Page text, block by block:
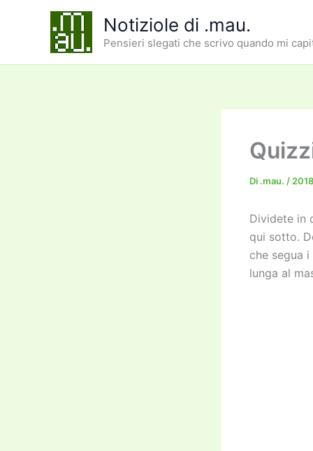
Notiziole di .mau.
Pensieri slegati che scrivo quando mi
Di .mau. /
Dividete in
qui sotto.
che segua
lunga al